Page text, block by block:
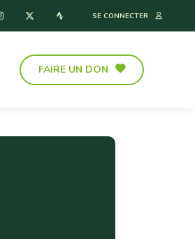
SE CONNECTER
FAIRE UN DON